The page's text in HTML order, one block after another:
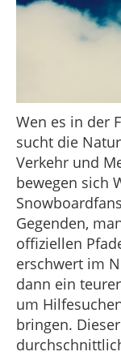
Wen es in der
sucht die
Verkehr und
bewegen sich
Gegenden,
offiziellen
erschwert im
dann ein
um
bringen.